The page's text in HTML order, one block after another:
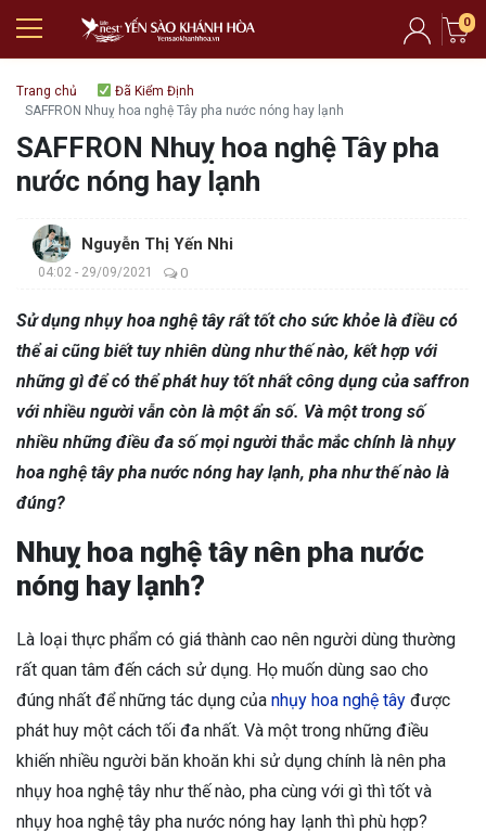
0
Trang chủ
Đã Kiểm Định
SAFFRON Nhuỵ hoa nghệ Tây pha nước nóng hay lạnh
SAFFRON Nhuỵ hoa nghệ Tây pha
nước nóng hay lạnh
Nguyễn Thị Yến Nhi
04:02 - 29/09/2021 0
Sử dụng nhụy hoa nghệ tây rất tốt cho sức khỏe là điều có
thể ai cũng biết tuy nhiên dùng như thế nào, kết hợp với
những gì để có thể phát huy tốt nhất công dụng của saffron
với nhiều người vẫn còn là một ẩn số. Và một trong số
nhiều những điều đa số mọi người thắc mắc chính là nhụy
hoa nghệ tây pha nước nóng hay lạnh, pha như thế nào là
đúng?
Nhuỵ hoa nghệ tây nên pha nước
nóng hay lạnh?
Là loại thực phẩm có giá thành cao nên người dùng thường
rất quan tâm đến cách sử dụng. Họ muốn dùng sao cho
đúng nhất để những tác dụng của nhụy hoa nghệ tây được
phát huy một cách tối đa nhất. Và một trong những điều
khiến nhiều người băn khoăn khi sử dụng chính là nên pha
nhụy hoa nghệ tây như thế nào, pha cùng với gì thì tốt và
nhụy hoa nghệ tây pha nước nóng hay lạnh thì phù hợp?